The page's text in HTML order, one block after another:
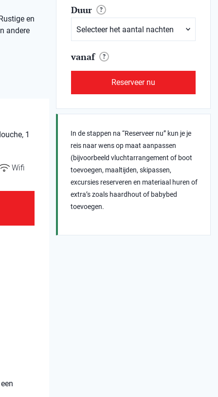
en
andere
1
Wifi
Duur ?
vanaf ?
Reserveer nu
In de stappen na “Reserveer nu” kun je je
reis naar wens op maat aanpassen
(bijvoorbeeld vluchtarrangement of boot
toevoegen, maaltijden, skipassen,
excursies reserveren en materiaal huren of
extra’s zoals haardhout of babybed
toevoegen.